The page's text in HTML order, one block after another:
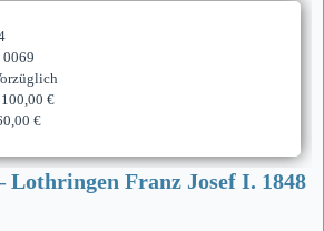
0069
€
€
Lothringen Franz Josef I. 1848